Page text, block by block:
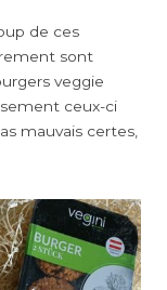
de ces
sont
veggie
ceux-ci
mauvais certes,